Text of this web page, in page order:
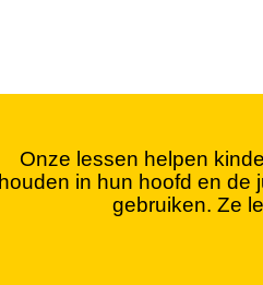
Onze lessen helpen
houden in hun hoofd en de
gebruiken. Ze